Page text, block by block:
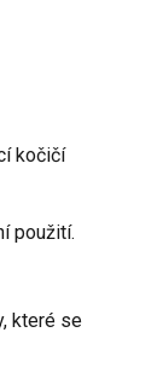
kočičí
použití.
které se